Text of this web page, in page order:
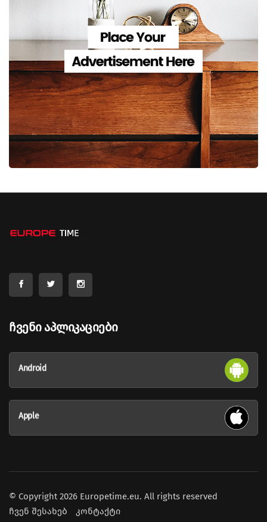
Ჩვენი Აპლიკაციები
Android
Apple
© Copyright 2026 Europetime.eu. All rights reserved
ჩვენ შესახებ
კონტაქტი